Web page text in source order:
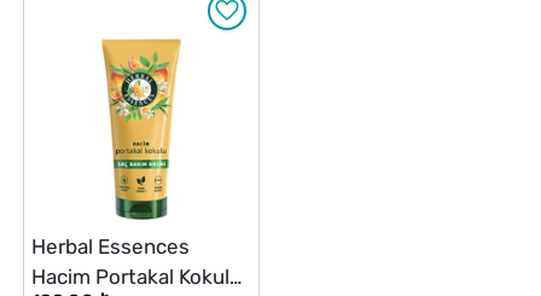
Herbal Essences
Hacim Portakal Kokulu